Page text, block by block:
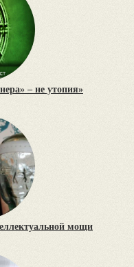
– не утопия»
мощи